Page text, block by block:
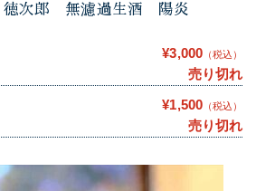
徳次郎 無濾過生酒 陽炎
¥3,000 （税込）
売り切れ
¥1,500 （税込）
売り切れ